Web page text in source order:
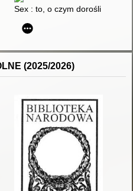
Sex : to, o czym dorośli ci nie
ci nie mówią, (bo często sami
(2025/2026)